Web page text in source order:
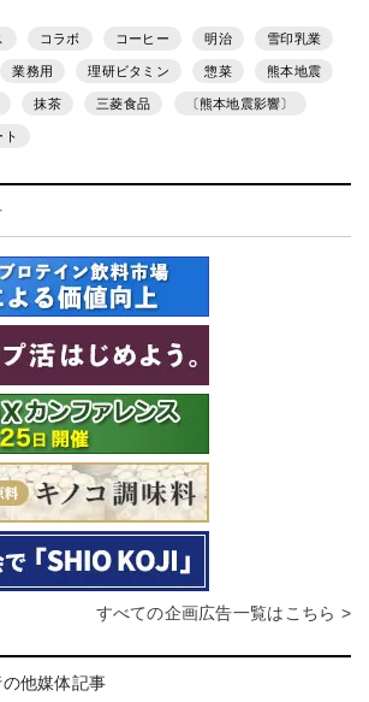
コラボ コーヒー 明治 雪印乳業
業務用 理研ビタミン 惣菜 熊本地震
抹茶 三菱食品 〔熊本地震影響〕
ト
すべての企画広告一覧はこちら >
他媒体記事